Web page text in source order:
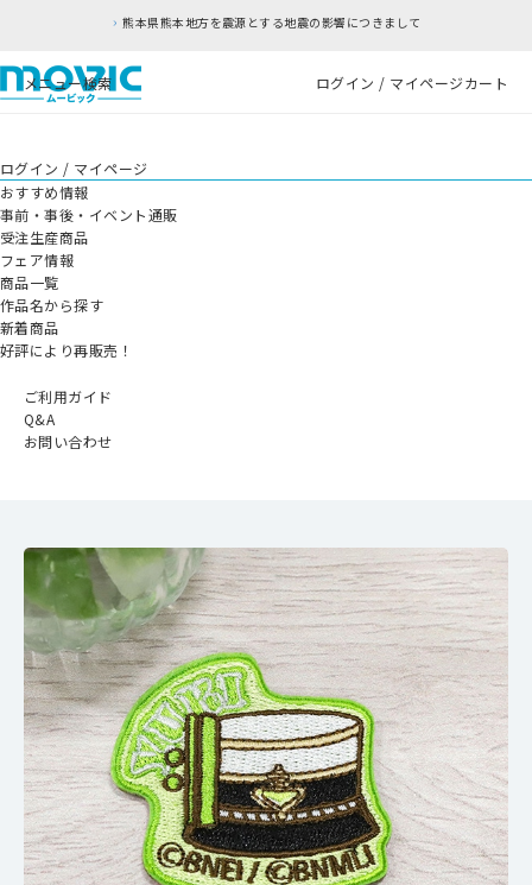
熊本県熊本地方を震源とする地震の影響につきまして
メニュー検索 ログイン / マイページカート
ログイン / マイページ
おすすめ情報
事前・事後・イベント通販
受注生産商品
フェア情報
商品一覧
作品名から探す
新着商品
好評により再販売！
ご利用ガイド
Q&A
お問い合わせ